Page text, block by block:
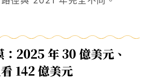
2025 年 30 億美元、
142 億美元